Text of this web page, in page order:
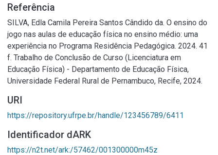
Referência
SILVA, Edla Camila Pereira Santos Cândido da. O ensino do
jogo nas aulas de educação física no ensino médio: uma
experiência no Programa Residência Pedagógica. 2024. 41
f. Trabalho de Conclusão de Curso (Licenciatura em
Educação Física) - Departamento de Educação Física,
Universidade Federal Rural de Pernambuco, Recife, 2024.
URI
https://repository.ufrpe.br/handle/123456789/6411
Identificador dARK
https://n2t.net/ark:/57462/001300000m45z